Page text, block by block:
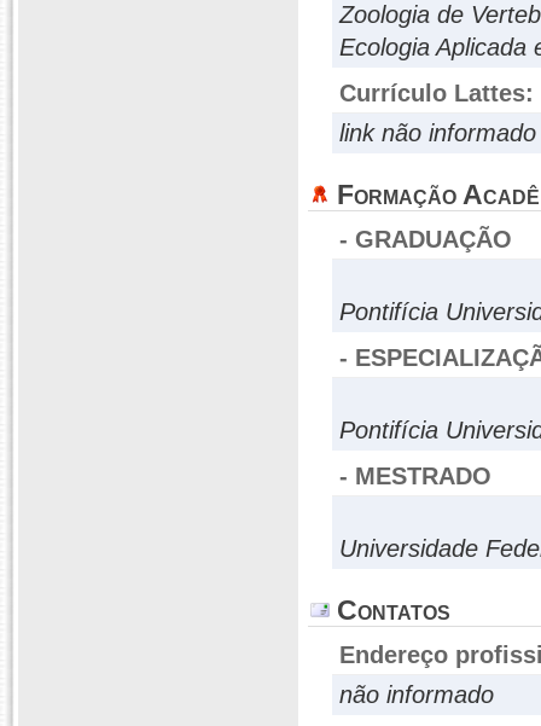
Zoologia de
Ecologia Aplicada
Currículo Lattes:
link não informado
Formação
- GRADUAÇÃO
Pontifícia
-
Pontifícia
- MESTRADO
Universidade
Contatos
Endereço
não informado